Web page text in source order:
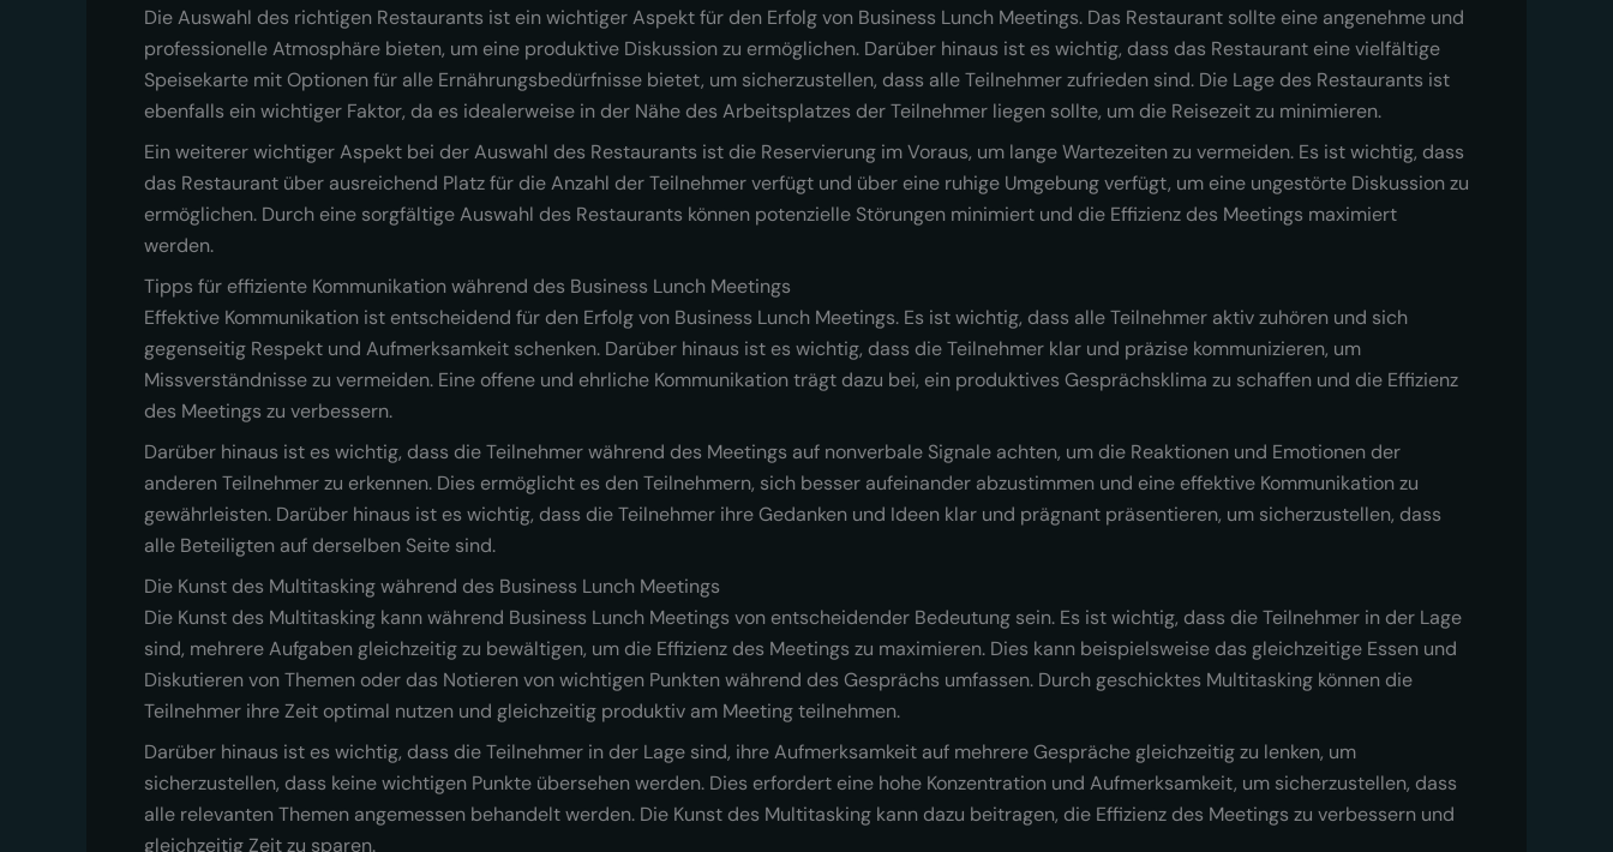
Die Auswahl des richtigen Restaurants ist ein wichtiger Aspekt für den Erfolg von Business Lunch Meetings. Das Restaurant sollte eine angenehme und
professionelle Atmosphäre bieten, um eine produktive Diskussion zu ermöglichen. Darüber hinaus ist es wichtig, dass das Restaurant eine vielfältige
Speisekarte mit Optionen für alle Ernährungsbedürfnisse bietet, um sicherzustellen, dass alle Teilnehmer zufrieden sind. Die Lage des Restaurants ist
ebenfalls ein wichtiger Faktor, da es idealerweise in der Nähe des Arbeitsplatzes der Teilnehmer liegen sollte, um die Reisezeit zu minimieren.
Ein weiterer wichtiger Aspekt bei der Auswahl des Restaurants ist die Reservierung im Voraus, um lange Wartezeiten zu vermeiden. Es ist wichtig, dass
das Restaurant über ausreichend Platz für die Anzahl der Teilnehmer verfügt und über eine ruhige Umgebung verfügt, um eine ungestörte Diskussion zu
ermöglichen. Durch eine sorgfältige Auswahl des Restaurants können potenzielle Störungen minimiert und die Effizienz des Meetings maximiert
werden.
Tipps für effiziente Kommunikation während des Business Lunch Meetings
Effektive Kommunikation ist entscheidend für den Erfolg von Business Lunch Meetings. Es ist wichtig, dass alle Teilnehmer aktiv zuhören und sich
gegenseitig Respekt und Aufmerksamkeit schenken. Darüber hinaus ist es wichtig, dass die Teilnehmer klar und präzise kommunizieren, um
Missverständnisse zu vermeiden. Eine offene und ehrliche Kommunikation trägt dazu bei, ein produktives Gesprächsklima zu schaffen und die Effizienz
des Meetings zu verbessern.
Darüber hinaus ist es wichtig, dass die Teilnehmer während des Meetings auf nonverbale Signale achten, um die Reaktionen und Emotionen der
anderen Teilnehmer zu erkennen. Dies ermöglicht es den Teilnehmern, sich besser aufeinander abzustimmen und eine effektive Kommunikation zu
gewährleisten. Darüber hinaus ist es wichtig, dass die Teilnehmer ihre Gedanken und Ideen klar und prägnant präsentieren, um sicherzustellen, dass
alle Beteiligten auf derselben Seite sind.
Die Kunst des Multitasking während des Business Lunch Meetings
Die Kunst des Multitasking kann während Business Lunch Meetings von entscheidender Bedeutung sein. Es ist wichtig, dass die Teilnehmer in der Lage
sind, mehrere Aufgaben gleichzeitig zu bewältigen, um die Effizienz des Meetings zu maximieren. Dies kann beispielsweise das gleichzeitige Essen und
Diskutieren von Themen oder das Notieren von wichtigen Punkten während des Gesprächs umfassen. Durch geschicktes Multitasking können die
Teilnehmer ihre Zeit optimal nutzen und gleichzeitig produktiv am Meeting teilnehmen.
Darüber hinaus ist es wichtig, dass die Teilnehmer in der Lage sind, ihre Aufmerksamkeit auf mehrere Gespräche gleichzeitig zu lenken, um
sicherzustellen, dass keine wichtigen Punkte übersehen werden. Dies erfordert eine hohe Konzentration und Aufmerksamkeit, um sicherzustellen, dass
alle relevanten Themen angemessen behandelt werden. Die Kunst des Multitasking kann dazu beitragen, die Effizienz des Meetings zu verbessern und
gleichzeitig Zeit zu sparen.